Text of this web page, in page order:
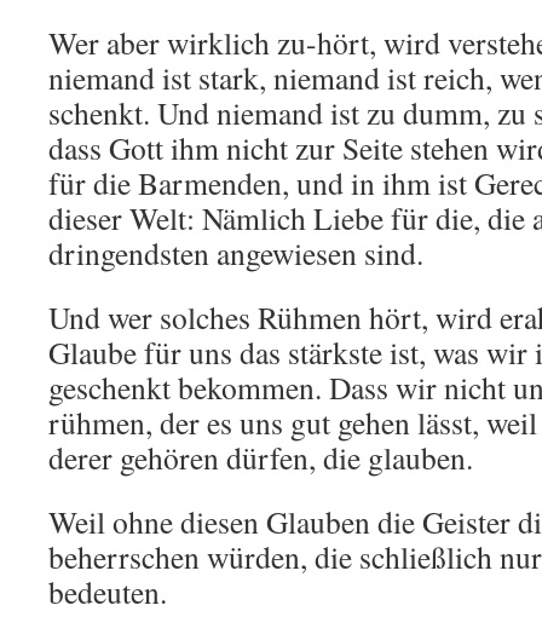
Wer aber wirklich zu-hört, wird
niemand ist stark, niemand ist reich,
schenkt. Und niemand ist zu dumm, zu
dass Gott ihm nicht zur Seite stehen
für die Barmenden, und in ihm ist
dieser Welt: Nämlich Liebe für die, die
dringendsten angewiesen sind.
Und wer solches Rühmen hört, wird
Glaube für uns das stärkste ist, was wir
geschenkt bekommen. Dass wir nicht
rühmen, der es uns gut gehen lässt,
derer gehören dürfen, die glauben.
Weil ohne diesen Glauben die Geister
beherrschen würden, die schließlich
bedeuten.